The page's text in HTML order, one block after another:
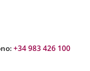
+34 983 426 100